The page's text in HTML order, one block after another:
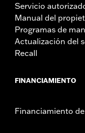
Servicio
Manual del
Programas de
Actualización del
Recall
FINANCIAMIENTO
Financiamiento